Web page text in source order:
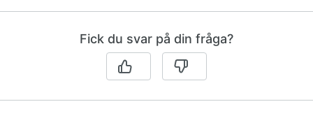
Fick du svar på din fråga?